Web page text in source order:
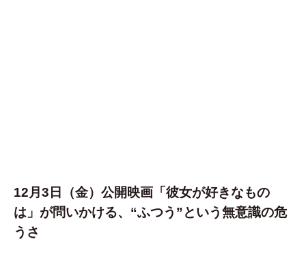
12月3日（金）公開映画「彼女が好きなもの
は」が問いかける、“ふつう”という無意識の危
うさ